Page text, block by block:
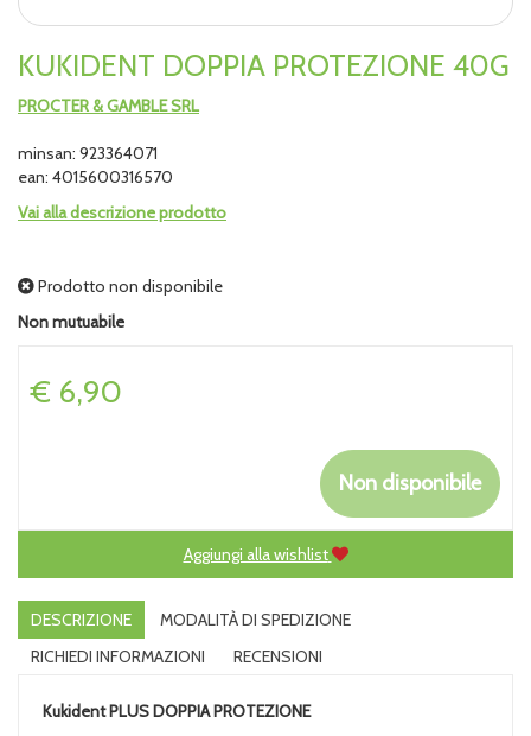
KUKIDENT DOPPIA PROTEZIONE 40G
PROCTER & GAMBLE SRL
minsan: 923364071
ean: 4015600316570
Vai alla descrizione prodotto
Prodotto non disponibile
Non mutuabile
Prezzo
€ 6,90
Non disponibile
Aggiungi alla wishlist
DESCRIZIONE
MODALITÀ DI SPEDIZIONE
RICHIEDI INFORMAZIONI
RECENSIONI
Kukident PLUS DOPPIA PROTEZIONE